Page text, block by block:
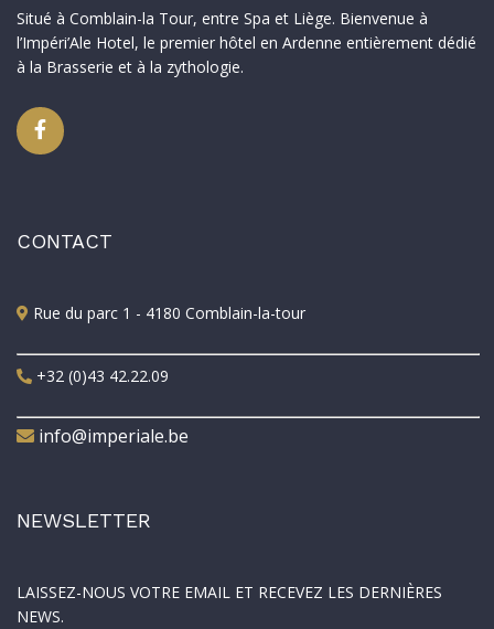
Situé à Comblain-la Tour, entre Spa et Liège. Bienvenue à
l’Impéri’Ale Hotel, le premier hôtel en Ardenne entièrement dédié
à la Brasserie et à la zythologie.
CONTACT
Rue du parc 1 - 4180 Comblain-la-tour
+32 (0)43 42.22.09
info@imperiale.be
NEWSLETTER
LAISSEZ-NOUS VOTRE EMAIL ET RECEVEZ LES DERNIÈRES
NEWS.